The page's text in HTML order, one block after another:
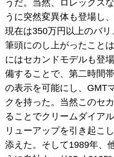
うだ。当然、ロレックス
うに突然変異体も登場し
現在は350万円以上のバ
筆頭にのし上がったこと
にはセカンドモデルも登
備することで、第二時間
の表示を可能にし、GMT
クを持った。当然このセ
ることでクリームダイア
リューアップを引き起こ
添えた。そして1989年、